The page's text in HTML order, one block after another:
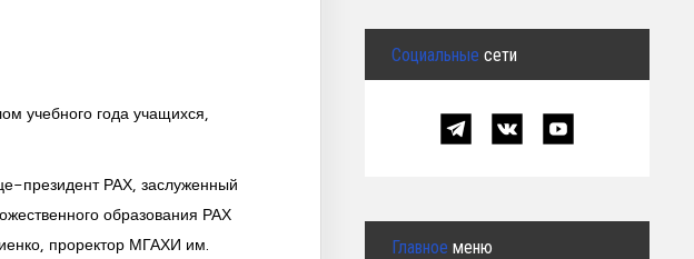
учебного года учащихся,
президент РАХ, заслуженный
образования РАХ
проректор МГАХИ им.
Социальные сети
Главное меню